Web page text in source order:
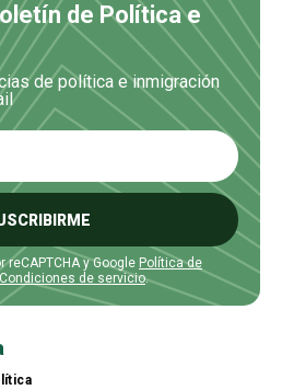
de Política e
de política e inmigración
y Google Política de
Condiciones de servicio.